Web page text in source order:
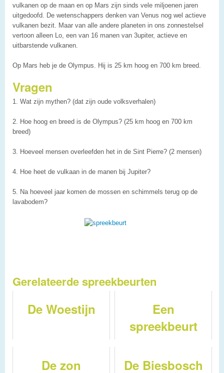
vulkanen op de maan en op Mars zijn sinds vele miljoenen jaren
uitgedoofd. De wetenschappers denken van Venus nog wel actieve
vulkanen bezit. Maar van alle andere planeten in ons zonnestelsel
vertoon alleen Lo, een van 16 manen van 3upiter, actieve en
uitbarstende vulkanen.
Op Mars heb je de Olympus. Hij is 25 km hoog en 700 km breed.
Vragen
1. Wat zijn mythen? (dat zijn oude volksverhalen)
2. Hoe hoog en breed is de Olympus? (25 km hoog en 700 km
breed)
3. Hoeveel mensen overleefden het in de Sint Pierre? (2 mensen)
4. Hoe heet de vulkaan in de manen bij Jupiter?
5. Na hoeveel jaar komen de mossen en schimmels terug op de
lavabodem?
Gerelateerde spreekbeurten
De Woestijn
Een
spreekbeurt
Noordpool
De zon De Biesbosch